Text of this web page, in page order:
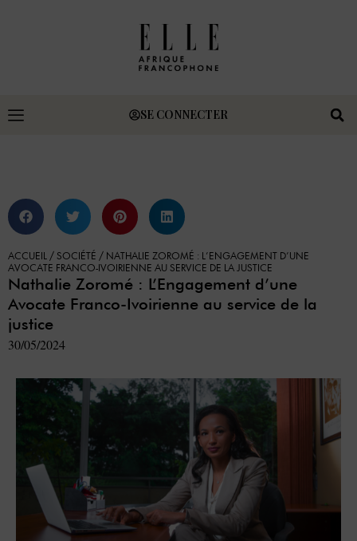
SE CONNECTER
ACCUEIL / SOCIÉTÉ / NATHALIE ZOROMÉ : L’ENGAGEMENT D’UNE
AVOCATE FRANCO-IVOIRIENNE AU SERVICE DE LA JUSTICE
Nathalie Zoromé : L’Engagement d’une
Avocate Franco-Ivoirienne au service de la
justice
30/05/2024